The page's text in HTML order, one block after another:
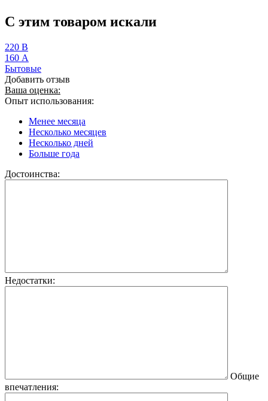
C этим товаром искали
220 В
160 А
Бытовые
Добавить отзыв
Ваша оценка:
Опыт использования:
Менее месяца
Несколько месяцев
Несколько дней
Больше года
Достоинства:
Недостатки:
Общие
впечатления: